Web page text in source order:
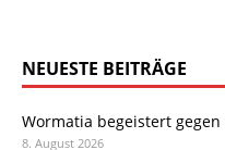
NEUESTE BEITRÄGE
Wormatia begeistert gegen
8. August 2026